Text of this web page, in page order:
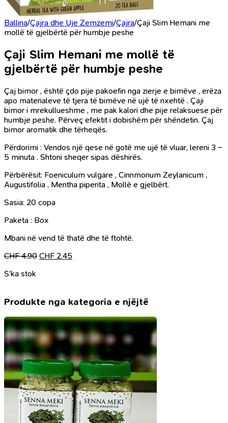
Ballina/Çajra dhe Uje Zemzemi/Çajra/Çaji Slim Hemani me
mollë të gjelbërtë për humbje peshe
Çaji Slim Hemani me mollë të
gjelbërtë për humbje peshe
Çaj bimor , është çdo pije pakoefin nga zierje e bimëve , erëza
apo materialeve të tjera të bimëve në ujë të nxehtë . Çaji
bimor i mrekullueshme , me pak kalori dhe pije relaksuese për
humbje peshe. Përveç efektit i dobishëm për shëndetin. Çaj
bimor aromatik dhe tërheqës.
Përdorimi : Vendos një qese në gotë me ujë të vluar, lereni 3 –
5 minuta . Shtoni sheqer sipas dëshirës.
Përbërësit: Foeniculum vulgare , Cinnmonum Zeylanicum ,
Augustifolia , Mentha piperita , Mollë e gjelbërt.
Sasia: 20 copa
Paketa : Box
Mbani në vend të thatë dhe të ftohtë.
CHF4.90 Çmimi
CHF 2.45Çmimi
S’ka stok
Produkte nga kategoria e njëjtë